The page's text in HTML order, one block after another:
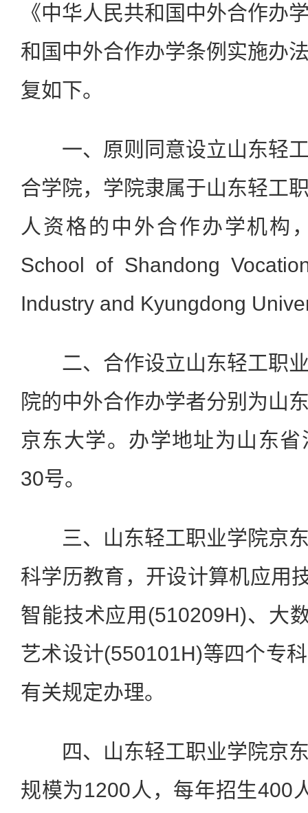
《中华人民共和国中外合作办
和国中外合作办学条例实施办
复如下。
一、原则同意设立山东轻工
合学院，学院隶属于山东轻工
人资格的中外合作办学机构
School of Shandong
Industry and Kyungdong
二、合作设立山东轻工职业
院的中外合作办学者分别为山
京东大学。办学地址为山东
30号。
三、山东轻工职业学院京东
科学历教育，开设计算机应用
智能技术应用(510209H)、大
艺术设计(550101H)等四个专
有关规定办理。
四、山东轻工职业学院京东
规模为1200人，每年招生400